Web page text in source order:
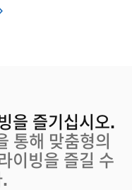
을 즐기십시오.
통해 맞춤형의
이빙을 즐길 수